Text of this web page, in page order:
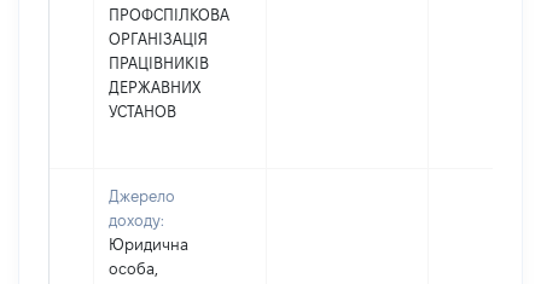
ПРОФСПІЛКОВА
ОРГАНІЗАЦІЯ
ПРАЦІВНИКІВ
ДЕРЖАВНИХ
УСТАНОВ
Джерело
доходу:
Юридична
особа,